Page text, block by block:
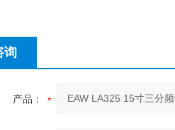
询
产品：